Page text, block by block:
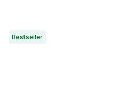
Bestseller